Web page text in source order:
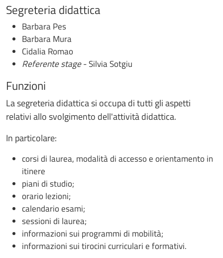
Segreteria didattica
Barbara Pes
Barbara Mura
Cidalia Romao
Referente stage- Silvia Sotgiu
Funzioni
La segreteria didattica si occupa di tutti gli aspetti
relativi allo svolgimento dell'attività didattica.
In particolare:
corsi di laurea, modalità di accesso e orientamento in
itinere
piani di studio;
orario lezioni;
calendario esami;
sessioni di laurea;
informazioni sui programmi di mobilità;
informazioni sui tirocini curriculari e formativi.